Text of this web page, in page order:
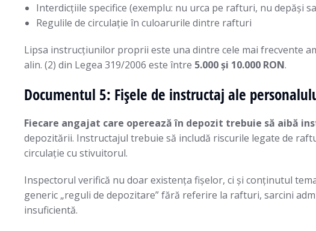
Interdicțiile specifice (exemplu: nu urca pe rafturi, nu depăși
Regulile de circulație în culoarurile dintre rafturi
Lipsa instrucțiunilor proprii este una dintre cele mai frecvente
alin. (2) din Legea 319/2006 este între 5.000 și 10.000 RON.
Documentul 5: Fișele de instructaj ale
Fiecare angajat care operează în depozit trebuie să aibă
depozitării. Instructajul trebuie să includă riscurile legate de
circulație cu stivuitorul.
Inspectorul verifică nu doar existența fișelor, ci și conținutul
generic „reguli de depozitare” fără referire la rafturi, sarcini
insuficientă.